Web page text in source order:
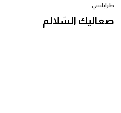
طرابلسي
صعاليك السّلالم